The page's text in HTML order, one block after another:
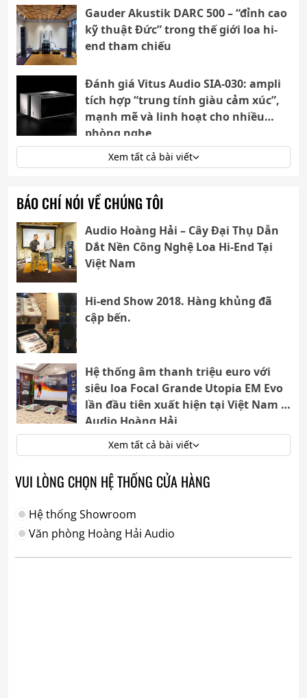
Gauder Akustik DARC 500 – “đỉnh cao
kỹ thuật Đức” trong thế giới loa hi-
end tham chiếu
Đánh giá Vitus Audio SIA-030: ampli
tích hợp “trung tính giàu cảm xúc”,
mạnh mẽ và linh hoạt cho nhiều
phòng nghe
Xem tất cả bài viết
BÁO CHÍ NÓI VỀ CHÚNG TÔI
Audio Hoàng Hải – Cây Đại Thụ Dẫn
Dắt Nền Công Nghệ Loa Hi-End Tại
Việt Nam
Hi-end Show 2018. Hàng khủng đã
cập bến.
Hệ thống âm thanh triệu euro với
siêu loa Focal Grande Utopia EM Evo
lần đầu tiên xuất hiện tại Việt Nam |
Audio Hoàng Hải
Xem tất cả bài viết
VUI LÒNG CHỌN HỆ THỐNG CỬA HÀNG
Hệ thống Showroom
Văn phòng Hoàng Hải Audio